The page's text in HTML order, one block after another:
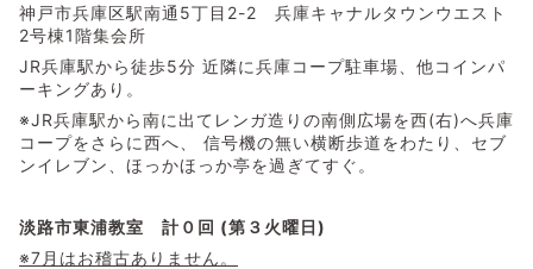
神戸市兵庫区駅南通5丁目2-2 兵庫キャナルタウンウエスト
2号棟1階集会所
JR兵庫駅から徒歩5分 近隣に兵庫コープ駐車場、他コインパ
ーキングあり。
※JR兵庫駅から南に出てレンガ造りの南側広場を西(右)へ兵庫
コープをさらに西へ、 信号機の無い横断歩道をわたり、セブ
ンイレブン、ほっかほっか亭を過ぎてすぐ。
淡路市東浦教室 計０回 (第３火曜日)
※7月はお稽古ありません。